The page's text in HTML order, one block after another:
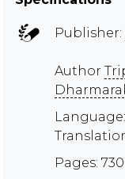
Publisher:
Author
Pages: 730